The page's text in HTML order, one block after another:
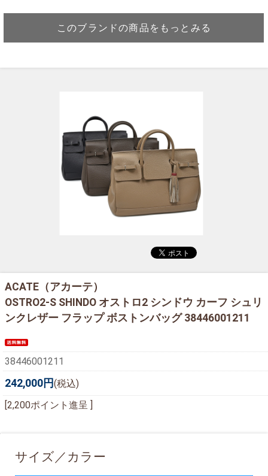
このブランドの商品をもっとみる
ACATE（アカーテ）
OSTRO2-S SHINDO オストロ2 シンドウ カーフ シュリ
ンクレザー フラップ ボストンバッグ 38446001211
38446001211
242,000円(税込)
[2,200ポイント進呈 ]
サイズ／カラー